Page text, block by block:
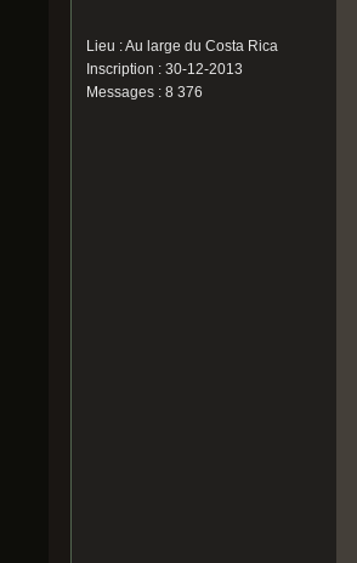
Lieu : Au large du Costa Rica
Inscription : 30-12-2013
Messages : 8 376